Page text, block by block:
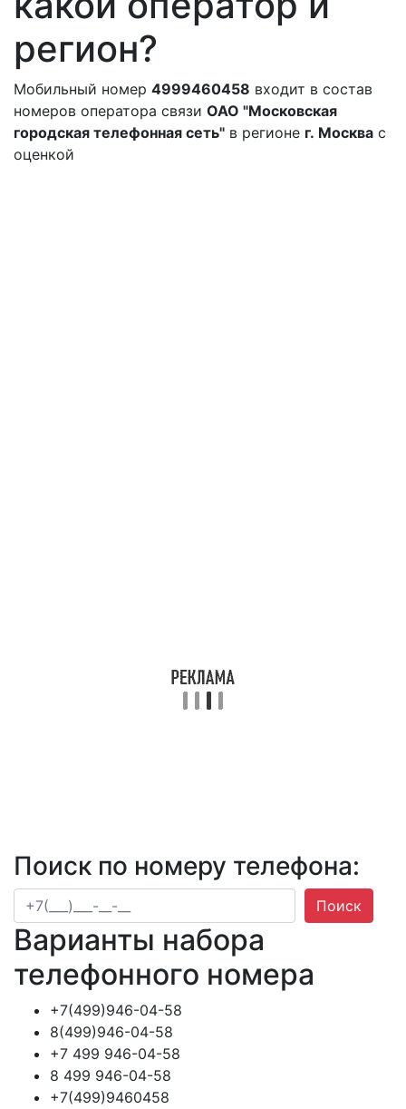
регион?
Мобильный номер 4999460458 входит в состав
номеров оператора связи ОАО "Московская
городская телефонная сеть" в регионе г. Москва с
оценкой
Поиск по номеру телефона:
Поиск
Варианты набора
телефонного номера
+7(499)946-04-58
8(499)946-04-58
+7 499 946-04-58
8 499 946-04-58
+7(499)9460458